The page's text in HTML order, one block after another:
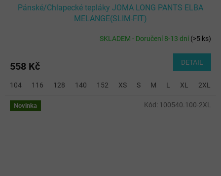
Pánské/Chlapecké tepláky JOMA LONG PANTS ELBA
MELANGE(SLIM-FIT)
SKLADEM - Doručení 8-13 dní(>5 ks)
558 Kč DETAIL
104 116 128 140 152 XS S M L XL 2XL
Novinka Kód: 100540.100-2XL